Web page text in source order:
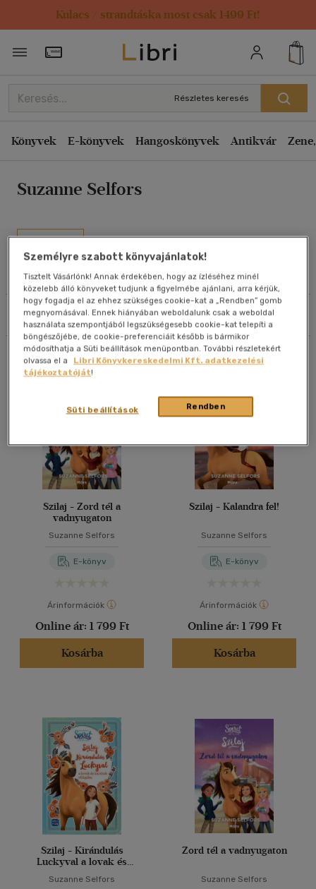
Kulacs / strandtáska most csak 1499 Ft!
Törzsvásárlói Kártya adatai
Részletes keresés
Könyvek E-könyvek Hangoskönyvek Antikvár
Suzanne Selfors
Olvasói vélemények
Szűrés Rendezés
Rendezés
Kiadás éve szerint csökkenő
Ár szerint csökkenő
Eladott darabszám szerint csökkenő
Cím szerint A-Z
Szerző szerint A-Z
Megjelenítés
20 db / oldal
40 db / oldal
Összesen4db
Szilaj - Zord tél a
vadnyugaton
Suzanne Selfors
E-könyv
Árinformációk
Online ár: 1 799 Ft
Kosárba
Szilaj - Kalandra fel!
Suzanne Selfors
E-könyv
Árinformációk
Online ár: 1 799 Ft
Kosárba
Szilaj - Kirándulás
Luckyval a lovak és
Suzanne Selfors
Zord tél a vadnyugaton
Suzanne Selfors
Személyre szabott könyvajánlatok!
Tisztelt Vásárlónk! Annak érdekében, hogy az ízléséhez minél
közelebb álló könyveket tudjunk a figyelmébe ajánlani, arra kérjük,
hogy fogadja el az ehhez szükséges cookie-kat a „Rendben” gomb
megnyomásával. Ennek hiányában weboldalunk csak a weboldal
használata szempontjából legszükségesebb cookie-kat telepíti a
böngészőjébe, de cookie-preferenciáit később is bármikor
módosíthatja a Süti beállítások menüpontban. További részletekért
olvassa el a
Libri Könyvkereskedelmi Kft. adatkezelési
tájékoztatóját!
Rendben
Süti beállítások